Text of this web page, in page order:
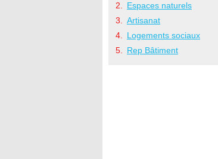
Espaces naturels
Artisanat
Logements sociaux
Rep Bâtiment